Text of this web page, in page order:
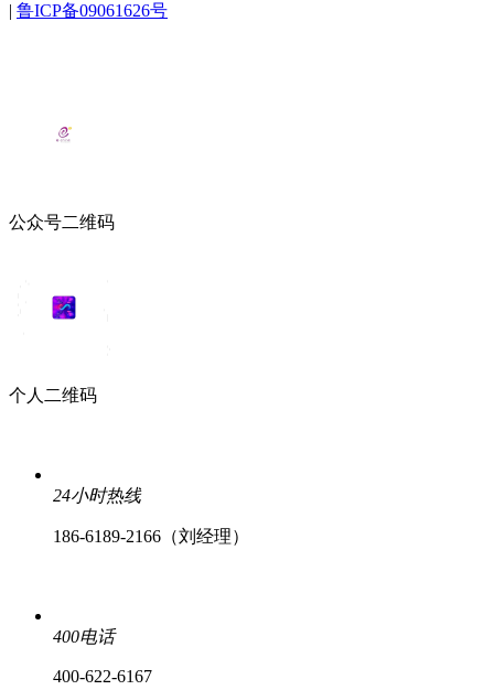
| 鲁ICP备09061626号
公众号二维码
个人二维码
24小时热线
186-6189-2166（刘经理）
400电话
400-622-6167